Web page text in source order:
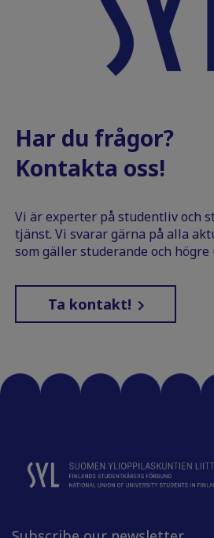
Har du frågor?
Kontakta oss!
Vi är experter på studentliv och
tjänst. Vi svarar gärna på alla
som gäller studerande och
Ta kontakt!